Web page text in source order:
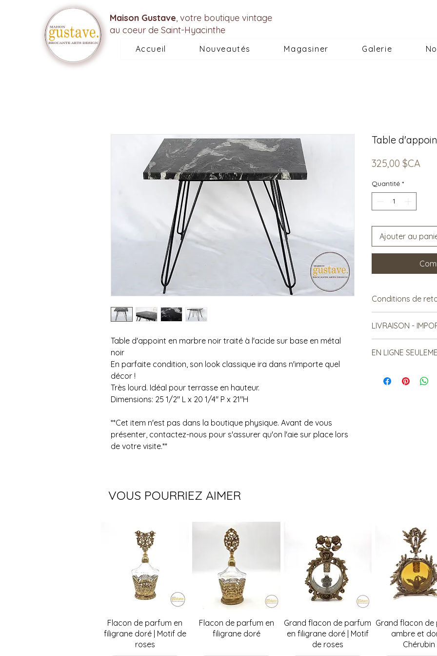
Maison Gustave, votre boutique vintage
au coeur de Saint-Hyacinthe
Accueil Nouveautés Magasiner Galerie
Table d'appoint en marbre noir traité à l'acide sur base en métal
noir
En parfaite condition, son look classique ira dans n'importe quel
décor !
Très lourd. Idéal pour terrasse en hauteur.
Dimensions: 25 1/2" L x 20 1/4" P x 21"H
**Cet item n'est pas dans la boutique physique. Avant de vous
présenter, contactez-nous pour s'assurer qu'on l'aie sur place lors
de votre visite.**
Table
325,00 $CA
Quantité *
Ajouter au
Conditions de
Non remboursable.
LIVRAISON -
sujet à
d'article livrés.
EN LIGNE
Contactez-nous
VOUS POURRIEZ AIMER
Aperçu rapide
Flacon de parfum en
filigrane doré | Motif de
roses
Aperçu rapide
Flacon de parfum en
filigrane doré
Aperçu rapide
Grand flacon de parfum
en filigrane doré | Motif
de roses
Aperçu
Grand flacon de
ambre et
Chérubin